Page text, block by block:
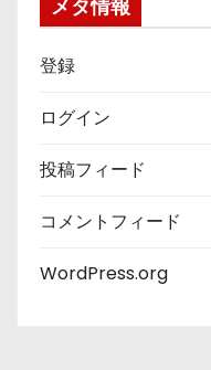
メタ情報
登録
ログイン
投稿フィード
コメントフィード
WordPress.org